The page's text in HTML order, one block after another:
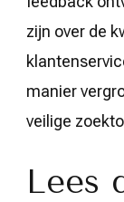
zijn over de
manier
veilige
Lees